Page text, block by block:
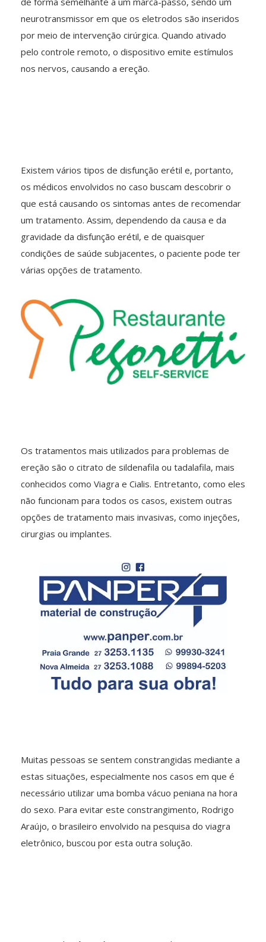
neurotransmissor em que os eletrodos são inseridos
por meio de intervenção cirúrgica. Quando ativado
pelo controle remoto, o dispositivo emite estímulos
nos nervos, causando a ereção.
Existem vários tipos de disfunção erétil e, portanto,
os médicos envolvidos no caso buscam descobrir o
que está causando os sintomas antes de recomendar
um tratamento. Assim, dependendo da causa e da
gravidade da disfunção erétil, e de quaisquer
condições de saúde subjacentes, o paciente pode ter
várias opções de tratamento.
Os tratamentos mais utilizados para problemas de
ereção são o citrato de sildenafila ou tadalafila, mais
conhecidos como Viagra e Cialis. Entretanto, como eles
não funcionam para todos os casos, existem outras
opções de tratamento mais invasivas, como injeções,
cirurgias ou implantes.
Muitas pessoas se sentem constrangidas mediante a
estas situações, especialmente nos casos em que é
necessário utilizar uma bomba vácuo peniana na hora
do sexo. Para evitar este constrangimento, Rodrigo
Araújo, o brasileiro envolvido na pesquisa do viagra
eletrônico, buscou por esta outra solução.